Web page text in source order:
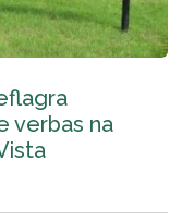
verbas na